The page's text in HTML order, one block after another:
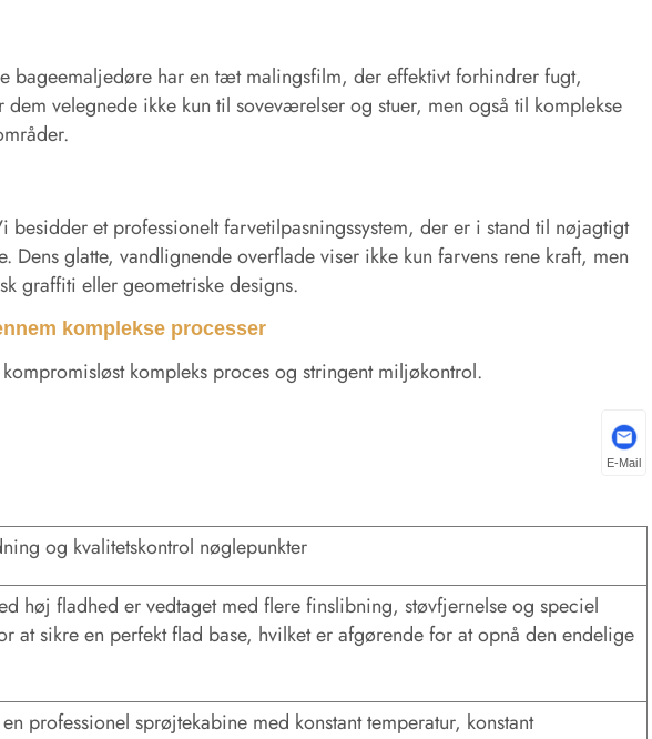
bageemaljedøre har en tæt malingsfilm, der effektivt forhindrer fugt,
velegnede ikke kun til soveværelser og stuer, men også til komplekse
et professionelt farvetilpasningssystem, der er i stand til nøjagtigt
Dens glatte, vandlignende overflade viser ikke kun farvens rene kraft, men
graffiti eller geometriske designs.
komplekse processer
kompleks proces og stringent miljøkontrol.
og kvalitetskontrol nøglepunkter
høj fladhed er vedtaget med flere finslibning, støvfjernelse og speciel
at sikre en perfekt flad base, hvilket er afgørende for at opnå den endelige
professionel sprøjtekabine med konstant temperatur, konstant
E-Mail